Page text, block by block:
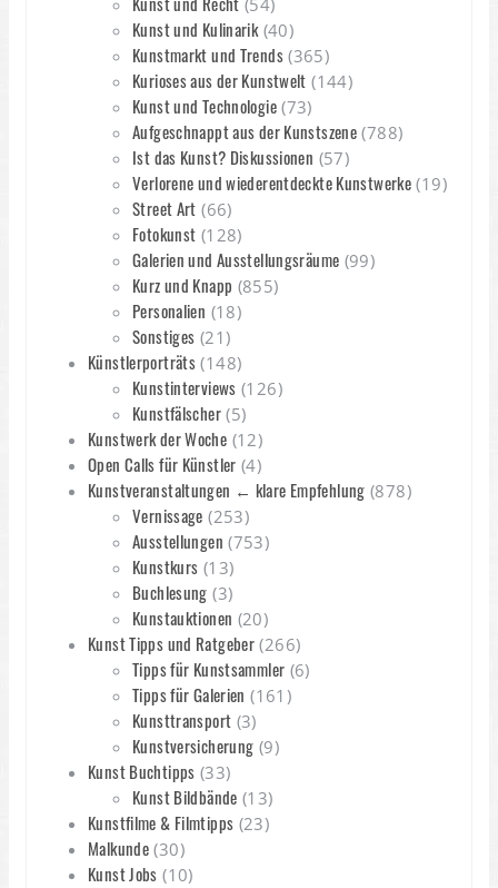
(54)
Kunst und Kulinarik(40)
Kunstmarkt und Trends(365)
Kurioses aus der Kunstwelt (144)
Kunst und Technologie(73)
Aufgeschnappt aus der Kunstszene (788)
Ist das Kunst? Diskussionen (57)
Verlorene und wiederentdeckte Kunstwerke (19)
Street Art (66)
Fotokunst (128)
Galerien und Ausstellungsräume (99)
Kurz und Knapp (855)
Personalien (18)
Sonstiges (21)
Künstlerporträts (148)
Kunstinterviews (126)
Kunstfälscher(5)
Kunstwerk der Woche (12)
Open Calls für Künstler (4)
Kunstveranstaltungen ← klare Empfehlung (878)
Vernissage (253)
Ausstellungen (753)
Kunstkurs (13)
Buchlesung (3)
Kunstauktionen (20)
Kunst Tipps und Ratgeber (266)
Tipps für Kunstsammler (6)
Tipps für Galerien (161)
Kunsttransport (3)
Kunstversicherung (9)
Kunst Buchtipps (33)
Kunst Bildbände (13)
Kunstfilme & Filmtipps (23)
Malkunde (30)
Kunst Jobs (10)